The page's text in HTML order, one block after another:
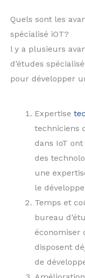
Quels sont les
spécialisé iOT?
l y a plusieurs
d’études
pour développer
Expertise
techniciens
dans IoT
des
une
le
Temps et
bureau
économiser
disposent
de